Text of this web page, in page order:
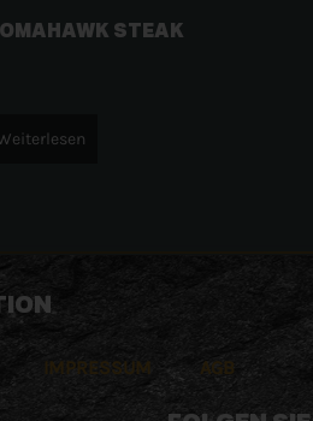
STEAK
IMPRESSUM AGB